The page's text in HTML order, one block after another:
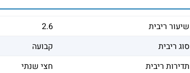
שיעור ריבית
2.6
סוג ריבית
קבועה
תדירות ריבית
חצי שנתי